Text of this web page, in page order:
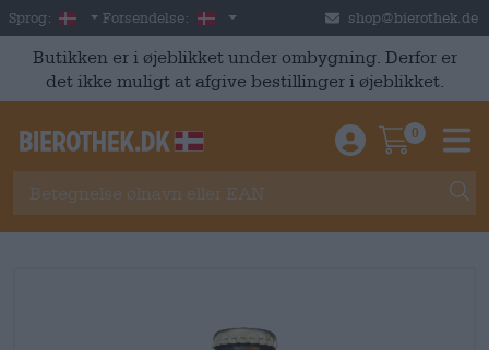
Skip to main content
Sprog: Danish
Forsendelse: Danmark shop@bierothek.de
Butikken er i øjeblikket under ombygning. Derfor er
det ikke muligt at afgive bestillinger i øjeblikket.
Einloggen /
0